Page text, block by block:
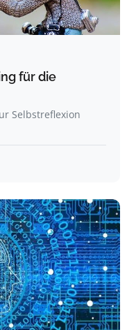
für die
Selbstreflexion